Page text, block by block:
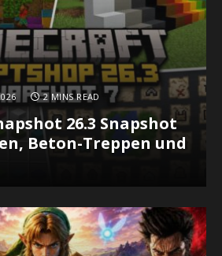
2 MINS READ
26.3 Snapshot
Beton-Treppen und